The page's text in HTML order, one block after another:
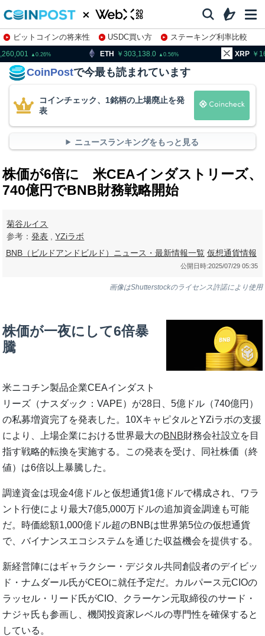
ビットコインの将来性 USDC買い方
ステーキング利率比較
株特集・関連銘柄
ETH 303,138.0 XRP 163.93
CoinPostで今最も読まれています
コインチェック、1銘柄の上場廃止を発
表
ニュースランキングをもっと見る
株価が6倍に 米CEAインダストリーズ、
740億円でBNB財務戦略開始
菊谷ルイス
参考：発表 ,YZiラボ
BNB（ビルドアンドビルド）ニュース・最新情報一覧 仮想通貨情報
公開日時:2025/07/29 05:35
画像はShutterstockのライセンス許諾により使用
株価が一夜にして6倍暴
騰
米ニコチン製品企業CEAインダスト
リーズ（ナスダック：VAPE）が28日、5億ドル（740億円）
の私募増資完了を発表した。10XキャピタルとYZiラボの支援
により、上場企業における世界最大のBNB財務会社設立を目
指す戦略的転換を実施する。この発表を受け、同社株価（終
値）は6倍以上暴騰した。
調達資金は現金4億ドルと仮想通貨1億ドルで構成され、ワラ
ント行使により最大7億5,000万ドルの追加資金調達も可能
だ。時価総額1,000億ドル超のBNBは世界第5位の仮想通貨
で、バイナンスエコシステムを通じた収益機会を提供する。
新経営陣にはギャラクシー・デジタル共同創設者のデイビッ
ド・ナムダール氏がCEOに就任予定だ。カルパース元CIOの
ラッセル・リード氏がCIO、クラーケン元取締役のサード・
ナジャ氏も参画し、機関投資家レベルの専門性を確保すると
している。